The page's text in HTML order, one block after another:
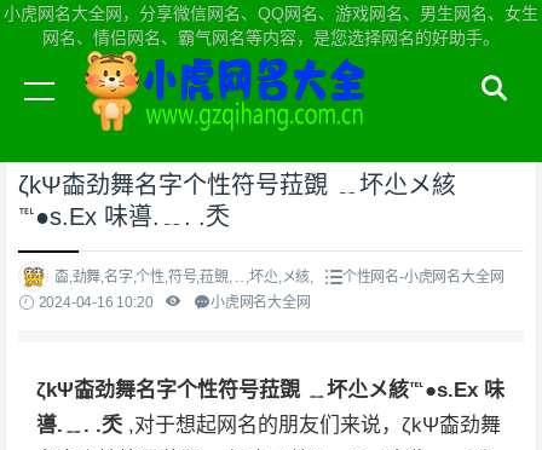
小虎网名大全网，分享微信网名、QQ网名、游戏网名、男生网名、女生
网名、情侣网名、霸气网名等内容，是您选择网名的好助手。
当前位置：小虎网名大全网首页>个性网名
ζkΨ楍劲舞名字个性符号菈覴 ﹎坏尐メ絯
℡●s.Εx 味噵.﹎. .秂
楍,劲舞,名字,个性,符号,菈覴,﹎,坏尐,メ絯,
个性网名-小虎网名大全网
2024-04-16 10:20
小虎网名大全网
ζkΨ楍劲舞名字个性符号菈覴 ﹎坏尐メ絯℡●s.Εx 味
噵.﹎. .秂 ,对于想起网名的朋友们来说，ζkΨ楍劲舞